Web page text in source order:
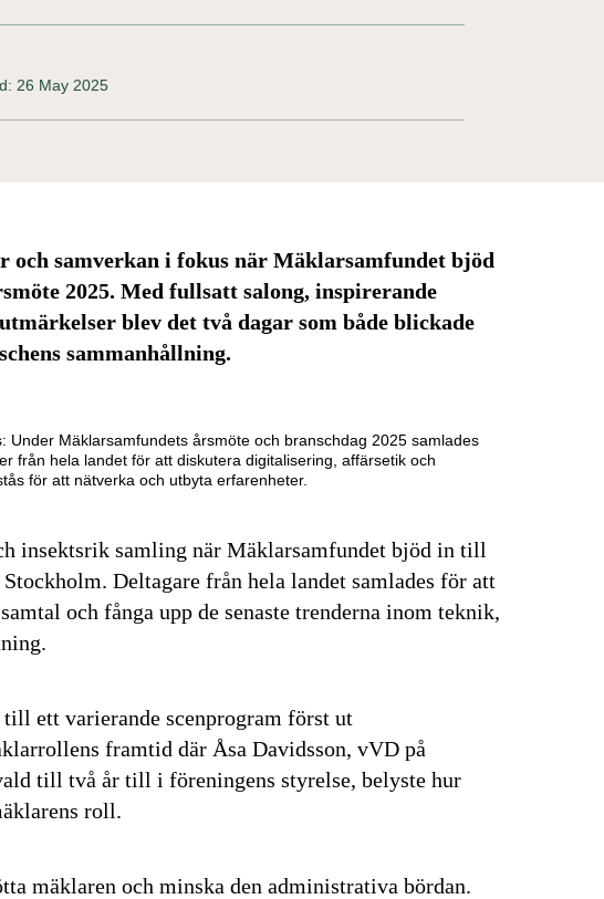
26 May 2025
och samverkan i fokus när Mäklarsamfundet bjöd
2025. Med fullsatt salong, inspirerande
blev det två dagar som både blickade
sammanhållning.
Under Mäklarsamfundets årsmöte och branschdag 2025 samlades
från hela landet för att diskutera digitalisering, affärsetik och
för att nätverka och utbyta erfarenheter.
insektsrik samling när Mäklarsamfundet bjöd in till
Deltagare från hela landet samlades för att
och fånga upp de senaste trenderna inom teknik,
ett varierande scenprogram först ut
framtid där Åsa Davidsson, vVD på
till två år till i föreningens styrelse, belyste hur
roll.
mäklaren och minska den administrativa bördan.